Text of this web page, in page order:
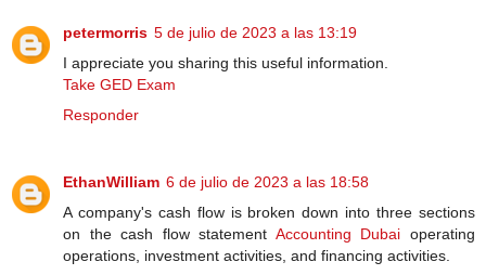
petermorris 5 de julio de 2023 a las 13:19
I appreciate you sharing this useful information.
Take GED Exam
Responder
EthanWilliam 6 de julio de 2023 a las 18:58
A company's cash flow is broken down into three sections
on the cash flow statement Accounting Dubai operating
operations, investment activities, and financing activities.